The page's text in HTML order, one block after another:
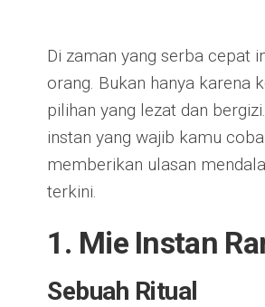
Di zaman yang serba cepat
orang. Bukan hanya karena
pilihan yang lezat dan
instan yang wajib kamu
memberikan ulasan
terkini.
1. Mie Instan
Sebuah Ritual